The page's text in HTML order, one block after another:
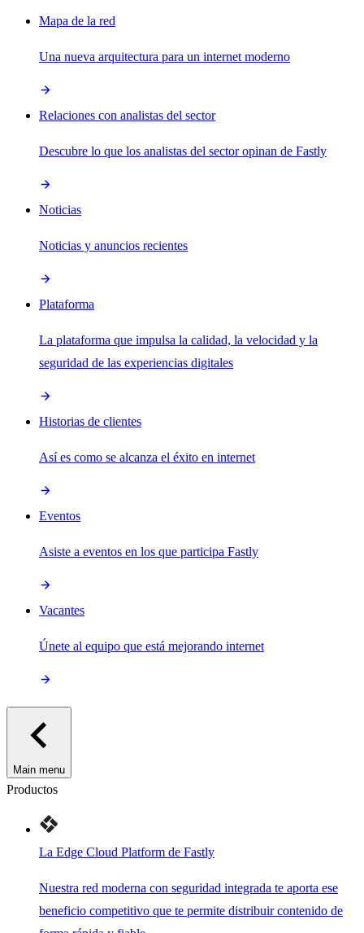
Mapa de la red
Una nueva arquitectura para un internet moderno
Relaciones con analistas del sector
Descubre lo que los analistas del sector opinan de Fastly
Noticias
Noticias y anuncios recientes
Plataforma
La plataforma que impulsa la calidad, la velocidad y la
seguridad de las experiencias digitales
Historias de clientes
Así es como se alcanza el éxito en internet
Eventos
Asiste a eventos en los que participa Fastly
Vacantes
Únete al equipo que está mejorando internet
Main menu
Productos
La Edge Cloud Platform de Fastly
Nuestra red moderna con seguridad integrada te aporta ese
beneficio competitivo que te permite distribuir contenido de